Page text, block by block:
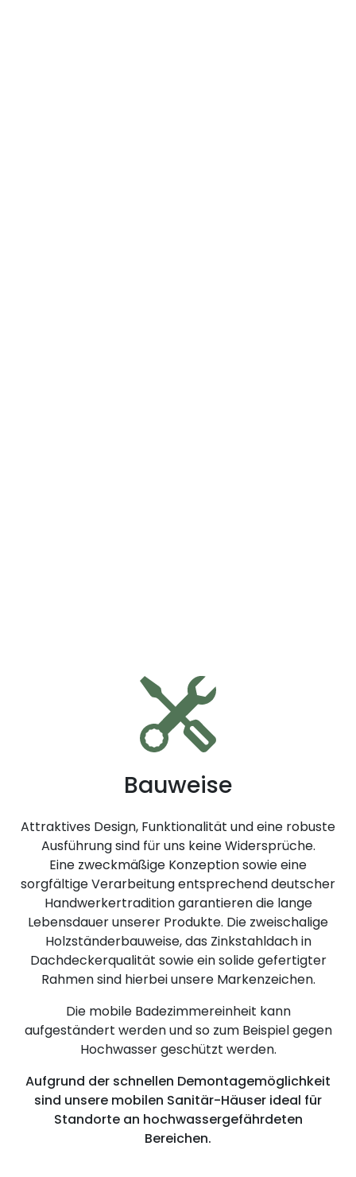
Bauweise
Attraktives Design, Funktionalität und eine robuste
Ausführung sind für uns keine Widersprüche.
Eine zweckmäßige Konzeption sowie eine
sorgfältige Verarbeitung entsprechend deutscher
Handwerkertradition garantieren die lange
Lebensdauer unserer Produkte. Die zweischalige
Holzständerbauweise, das Zinkstahldach in
Dachdeckerqualität sowie ein solide gefertigter
Rahmen sind hierbei unsere Markenzeichen.
Die mobile Badezimmereinheit kann
aufgeständert werden und so zum Beispiel gegen
Hochwasser geschützt werden.
Aufgrund der schnellen Demontagemöglichkeit
sind unsere mobilen Sanitär-Häuser ideal für
Standorte an hochwassergefährdeten
Bereichen.